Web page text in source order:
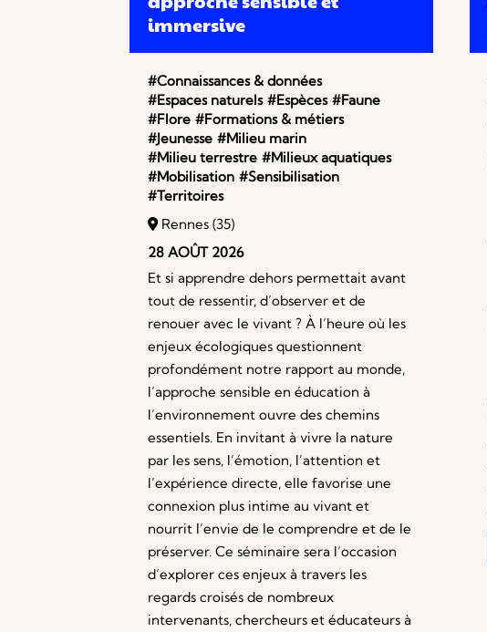
immersive
#Connaissances & données
#Espaces naturels #Espèces #Faune
#Flore #Formations & métiers
#Jeunesse #Milieu marin
#Milieu terrestre #Milieux aquatiques
#Mobilisation #Sensibilisation
#Territoires
Rennes (35)
28 AOÛT 2026
Et si apprendre dehors permettait avant
tout de ressentir, d’observer et de
renouer avec le vivant ? À l’heure où les
enjeux écologiques questionnent
profondément notre rapport au monde,
l’approche sensible en éducation à
l’environnement ouvre des chemins
essentiels. En invitant à vivre la nature
par les sens, l’émotion, l’attention et
l’expérience directe, elle favorise une
connexion plus intime au vivant et
nourrit l’envie de le comprendre et de le
préserver. Ce séminaire sera l’occasion
d’explorer ces enjeux à travers les
regards croisés de nombreux
intervenants, chercheurs et éducateurs à